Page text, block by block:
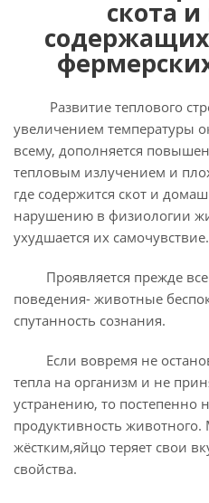
скота
Развитие теплового
увеличением температуры
всему, дополняется
тепловым излучением и
где содержится скот и
нарушению в физиологии
ухудшается их самочувствие.
Проявляется прежде
поведения- животные
спутанность сознания.
Если вовремя не
тепла на организм и не
устранению, то постепенно
продуктивность животного.
жёстким,яйцо теряет свои
свойства.